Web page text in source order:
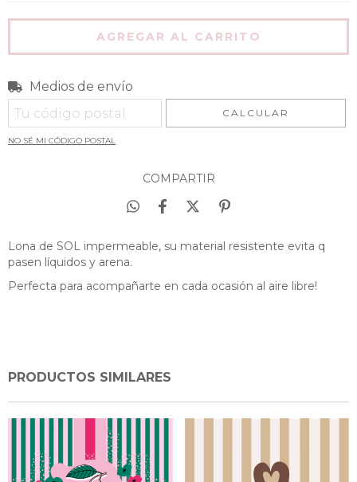
Entregas para el CP:
Medios de envío
CALCULAR
NO SÉ MI CÓDIGO POSTAL
COMPARTIR
Lona de SOL impermeable, su material resistente evita q
pasen líquidos y arena.
Perfecta para acompañarte en cada ocasión al aire libre!
PRODUCTOS SIMILARES